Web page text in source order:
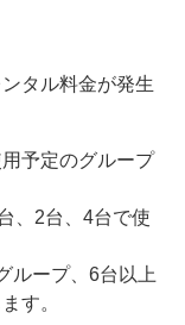
タル料金が発生
予定のグループ
、2台、4台で使
ループ、6台以上
す。